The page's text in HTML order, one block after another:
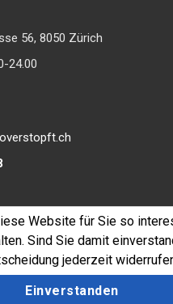
56, 8050 Zürich
24.00
© 2026 lavaboverstopft.ch
Kontakt
Impressum
Cookies
Website für Sie so
Sind Sie damit
jederzeit
Einverstanden